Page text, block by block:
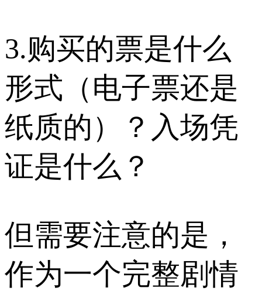
3.购买的票是什么
形式（电子票还是
纸质的）？入场凭
证是什么？
但需要注意的是，
作为一个完整剧情